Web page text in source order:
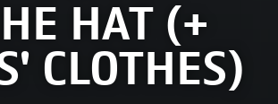
HAT (+
CLOTHES)